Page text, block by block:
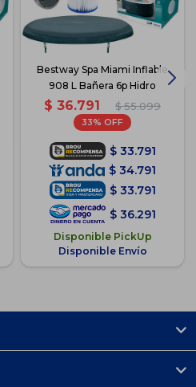
Bestway Spa Miami Inflable
908 L Bañera 6p Hidro
$ 36.791 $ 55.099
33
$ 33.791
$ 34.791
$ 33.791
$ 36.291
Disponible PickUp
Disponible Envío